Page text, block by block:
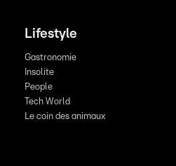
Lifestyle
Gastronomie
Insolite
People
Tech World
Le coin des animaux